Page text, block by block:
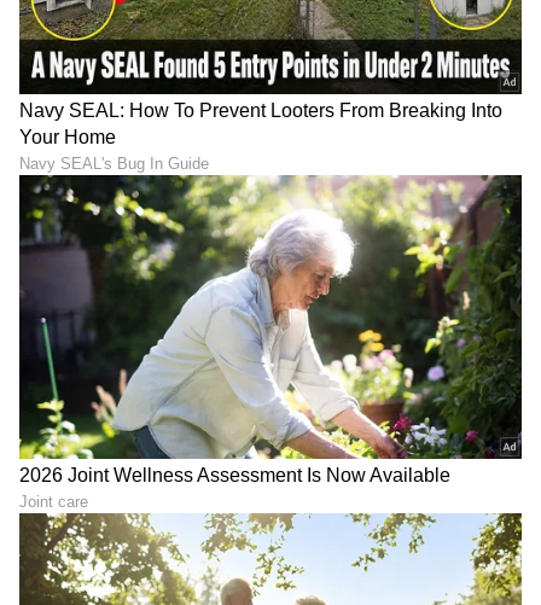
ಏಷ್ಯಾನೆಟ್ ಸುವರ್ಣ ನ್ಯೂಸ್‌ ಫಾಲೋ ಮಾಡಿ.IPL
Liveಸೇರಿದಂತೆ ಟೀಂ ಇಂಡಿಯಾದ ಬ್ರೇಕಿಂಗ್ ಸುದ್ದಿ
(Cricket News in Kannada), ವಿಶೇಷ ವರದಿಗಳು
ಮತ್ತು ನೇರ ಪ್ರಸಾರಗಳೊಂದಿಗೆ ಸಂಪೂರ್ಣ ಮಾಹಿತಿ
ನಿಮ್ಮ ಒಂದೇ ಕ್ಲಿಕ್‌ನಲ್ಲಿ ಲಭ್ಯ. ಏಷ್ಯಾನೆಟ್ ಸುವರ್ಣ
ನ್ಯೂಸ್ ಅಧಿಕೃತ ಆ್ಯಪ್ ಡೌನ್‌ಲೋಡ್ ಮಾಡಿ ಹಾಗೂ
ಎಲ್ಲಾ ಅಪ್‌ಡೇಟ್ ಗಳನ್ನು ಪಡೆಯಿರಿ.
ABOUT THE AUTHOR
Santosh Naik
ನಾನು ಏಷ್ಯಾನೆಟ್ ಸುವರ್ಣ ನ್ಯೂಸ್.ಕಾಂನಲ್ಲಿ ಮುಖ್ಯ
ಉಪಸಂಪಾದಕ. ಉತ್ತರ ಕನ್ನಡ ಜಿಲ್ಲೆಯ ಭಟ್ಕಳದವನು. 13
ವರ್ಷಗಳಿಂದಲೂ ಮಾಧ್ಯಮದಲ್ಲಿದ್ದೇನೆ. ಉಜಿರೆಯ ಎಸ್‌ಡಿಎಂ
ಕಾಲೇಜಿನಲ್ಲಿ ಪತ್ರಿಕೋದ್ಯಮ ಪದವಿ. ಹೊಸದಿಗಂತದ ಮೂಲಕ
ಮಾಧ್ಯಮ ಜಗತ್ತಿಗೆ ಕಾಲಿಟ್ಟವನು. ಕ್ರೀಡಾ ವರದಿಯಲ್ಲಿ ಹೆಚ್ಚು ಆಸಕ್ತಿ.
ಆದರೆ, ಡಿಜಿಟಲ್ ಮಾಧ್ಯಮ ಎಲ್ಲ ವಿಷಯದಲ್ಲೂ ಪಳಗಿಸಿದೆ.
ವಿಜಯವಾಣಿ, ಸ್ಟಾರ್‌ ಸ್ಪೋರ್ಟ್ಸ್‌ನಲ್ಲಿ ಕೆಲಸ ಮಾಡಿದ್ದೇನೆ. ಓದು,
ಪ್ರವಾಸ ನೆಚ್ಚಿನ ಹವ್ಯಾಸ
ಫುಟ್‌ಬಾಲ್ ಕ್ರೀಡೆಗಳು ಫಿಫಾ ವಿಶ್ವಕಪ್ ಸುದ್ದಿ